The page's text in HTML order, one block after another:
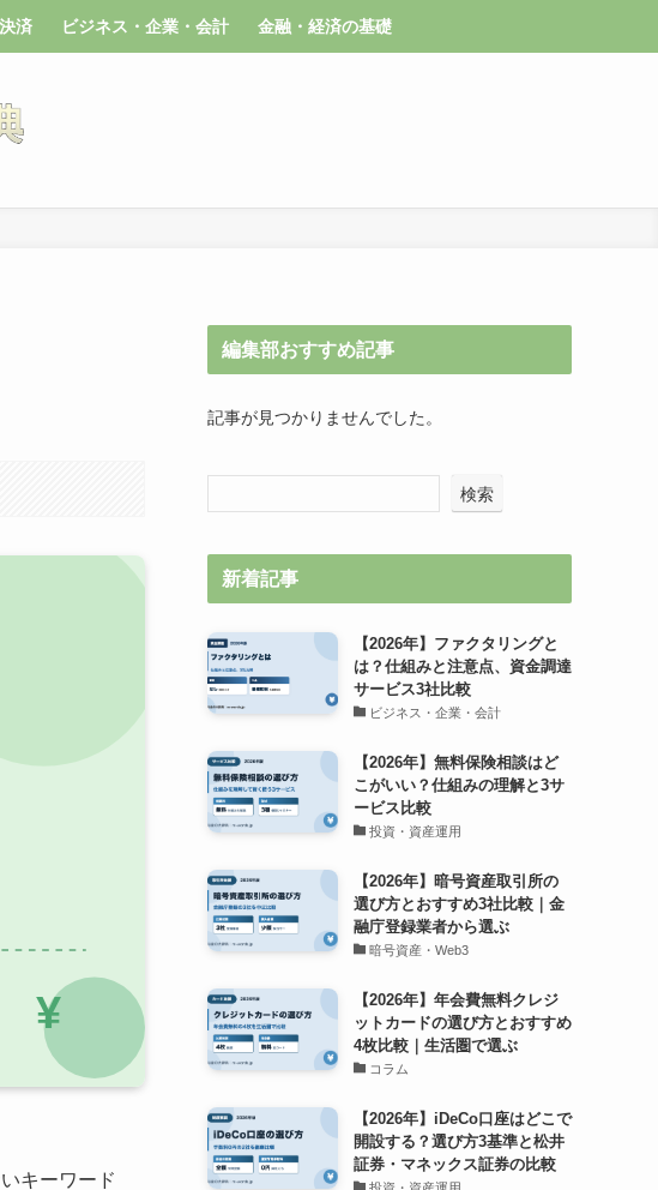
済 ビジネス・企業・会計 金融・経済の基礎
キーワード
編集部おすすめ記事
記事が見つかりませんでした。
検索
新着記事
【2026年】ファクタリングと
は？仕組みと注意点、資金調達
サービス3社比較
ビジネス・企業・会計
【2026年】無料保険相談はど
こがいい？仕組みの理解と3サ
ービス比較
投資・資産運用
【2026年】暗号資産取引所の
選び方とおすすめ3社比較｜金
融庁登録業者から選ぶ
暗号資産・Web3
【2026年】年会費無料クレジ
ットカードの選び方とおすすめ
4枚比較｜生活圏で選ぶ
コラム
【2026年】iDeCo口座はどこで
開設する？選び方3基準と松井
証券・マネックス証券の比較